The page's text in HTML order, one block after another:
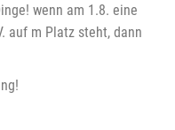
wenn am 1.8. eine
auf m Platz steht, dann